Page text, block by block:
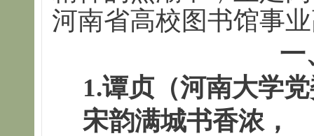
河南省高校图书馆事
一
1.谭贞（河南大学
宋韵满城书香浓